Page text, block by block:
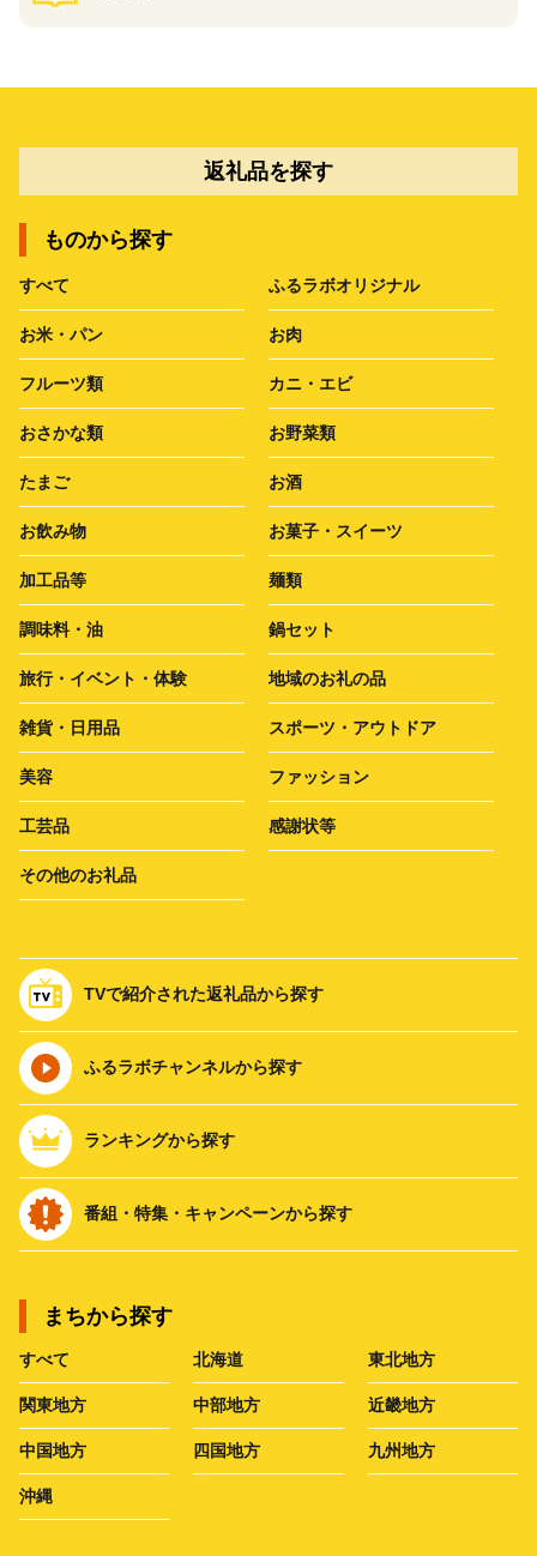
返礼品を探す
ものから探す
すべて ふるラボオリジナル
お米・パン お肉
フルーツ類 カニ・エビ
おさかな類 お野菜類
たまご お酒
お飲み物 お菓子・スイーツ
加工品等 麺類
調味料・油 鍋セット
旅行・イベント・体験 地域のお礼の品
雑貨・日用品 スポーツ・アウトドア
美容 ファッション
工芸品 感謝状等
その他のお礼品
TVで紹介された返礼品から探す
ふるラボチャンネルから探す
ランキングから探す
番組・特集・キャンペーンから探す
まちから探す
すべて 北海道 東北地方
関東地方 中部地方 近畿地方
中国地方 四国地方 九州地方
沖縄